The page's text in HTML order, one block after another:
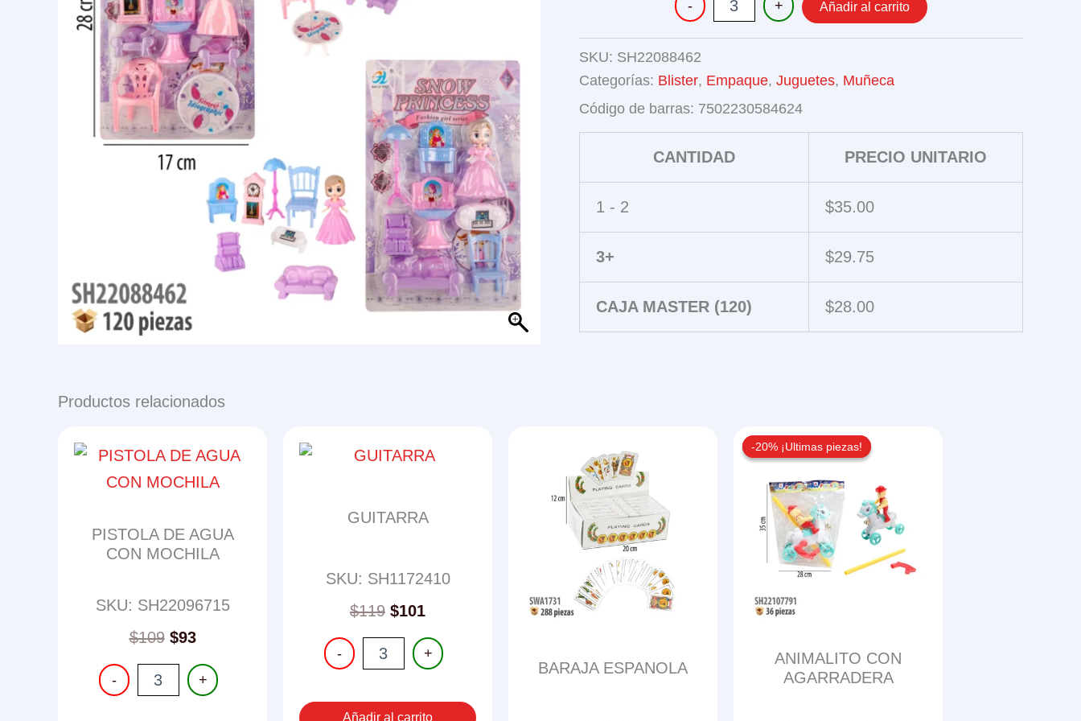
-
DE
ACCESORIOS
cantidad
+ Añadir al carrito
SKU: SH22088462
Categorías: Blister, Empaque, Juguetes, Muñeca
Código de barras: 7502230584624
CANTIDAD PRECIO UNITARIO
1 - 2 $35.00
3+ $29.75
CAJA MASTER (120) $28.00
Productos relacionados
PISTOLA DE AGUA
CON MOCHILA
SKU: SH22096715
$109 $93
-
PISTOLA
DE
+
GUITARRA
SKU: SH1172410
$119 $101
-
GUITARRA
cantidad
+
Añadir al carrito
BARAJA ESPANOLA
-20% ¡Ultimas piezas!
ANIMALITO CON
AGARRADERA
-20% ¡Ultimas piezas!